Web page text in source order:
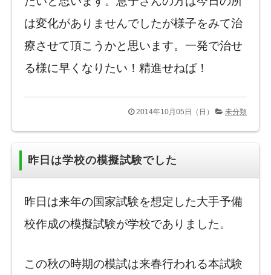
は変化がありませんでしたが様子をみて治
療させて頂こうかと思います。一発で治せ
る様に早くなりたい！精進せねば！
2014年10月05日（日） 未分類
昨日は学校の模擬試験でした
昨日は来年の国家試験を想定した大手予備
校作成の模擬試験が学校でありました。
この秋の時期の模試は来春行われる本試験